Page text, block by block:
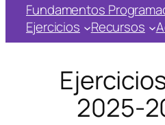
Fundamentos
Ejercicios
Recursos
2025-